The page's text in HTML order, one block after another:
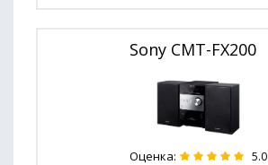
Sony CMT-FX200
Оценка: 5.0